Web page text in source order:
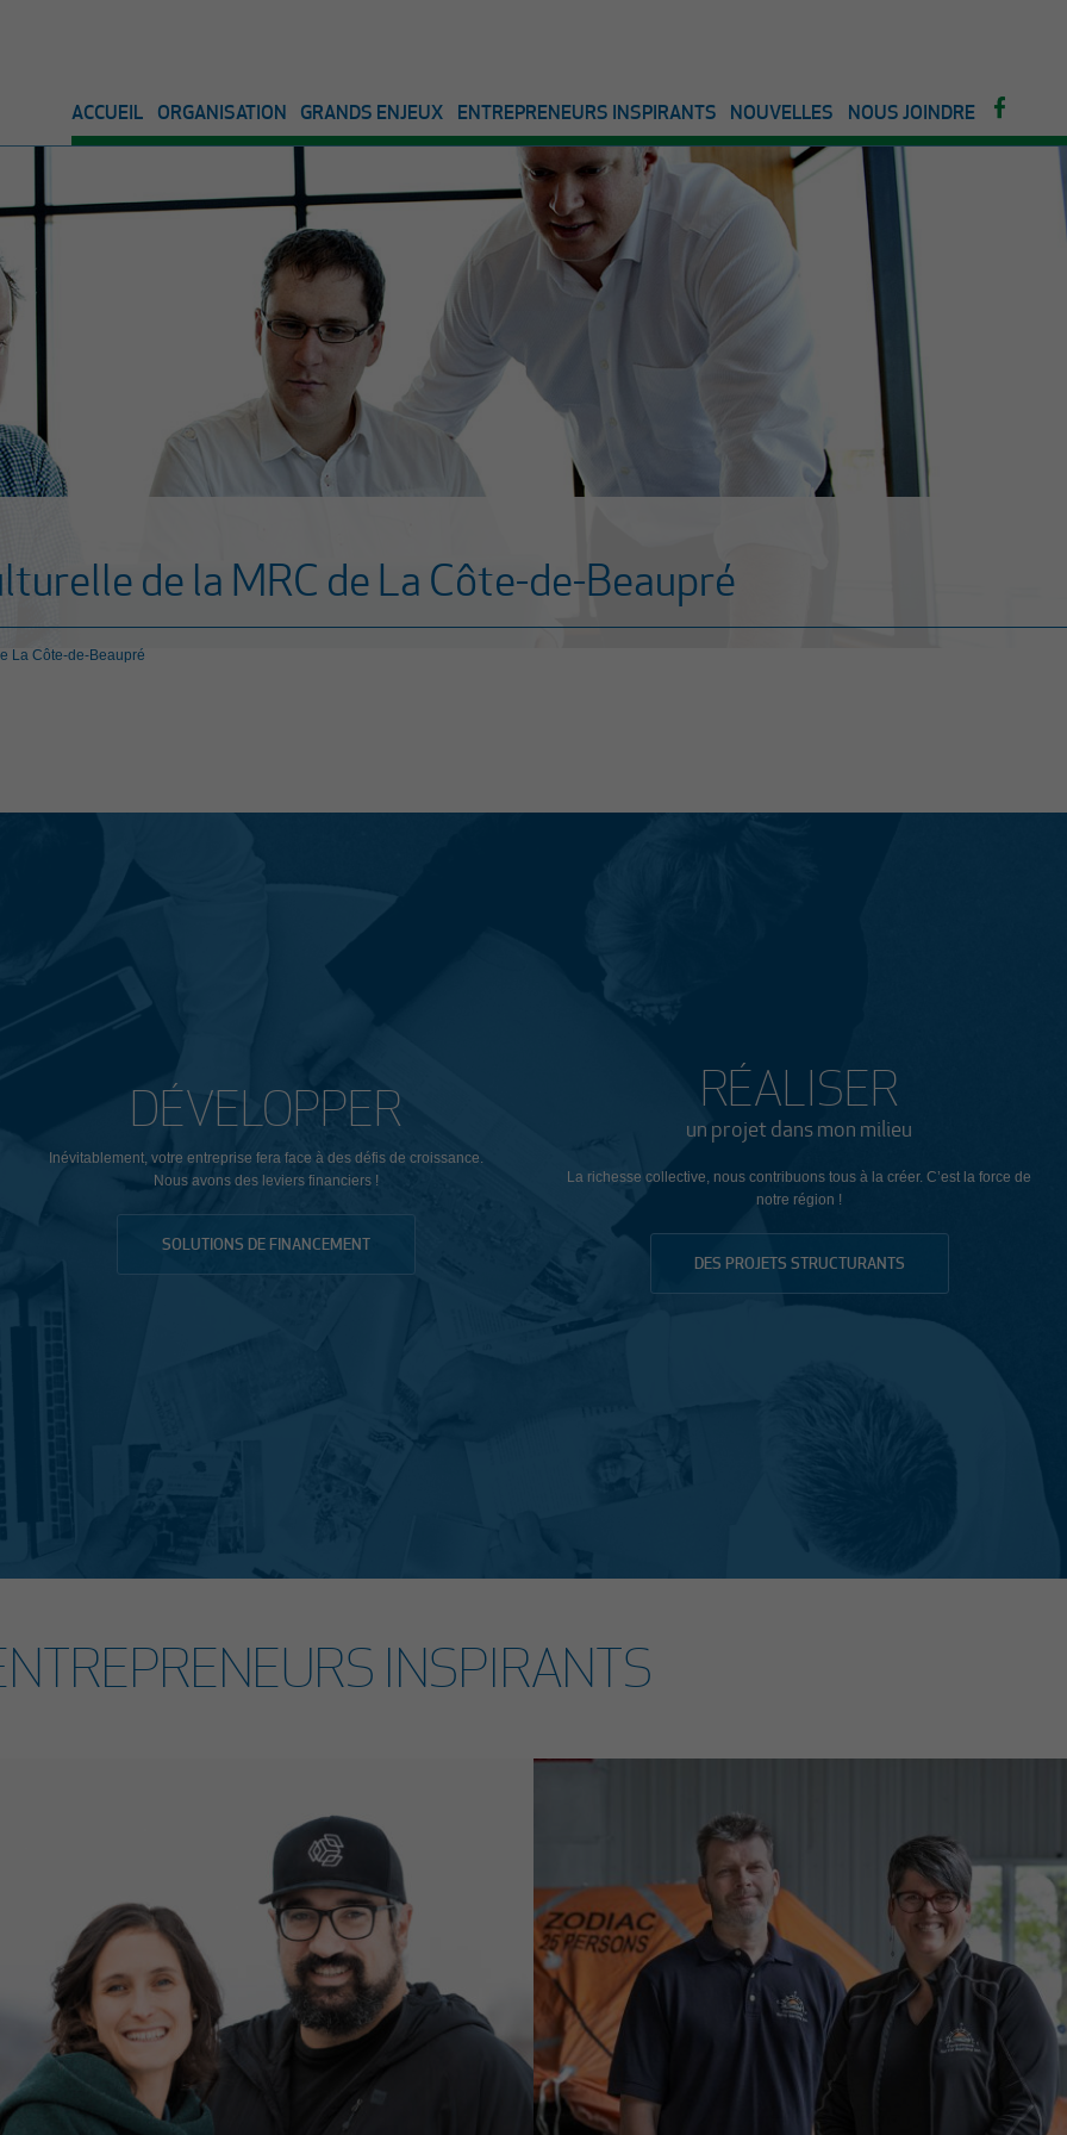
ACCUEIL ORGANISATION GRANDS ENJEUX ENTREPRENEURS INSPIRANTS NOUVELLES NOUS JOINDRE
de la MRC de La Côte-de-Beaupré
La Côte-de-Beaupré
DÉVELOPPER
Inévitablement, votre entreprise fera face à des défis de croissance.
Nous avons des leviers financiers !
SOLUTIONS DE FINANCEMENT
RÉALISER
un projet dans mon milieu
La richesse collective, nous contribuons tous à la créer. C’est la force de
notre région !
DES PROJETS STRUCTURANTS
INSPIRANTS